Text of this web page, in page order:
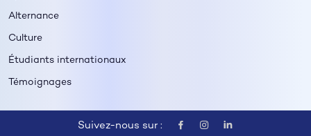
Alternance
Culture
Étudiants internationaux
Témoignages
Suivez-nous sur :